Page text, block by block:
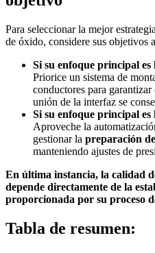
Para seleccionar la mejor
de óxido, considere sus objetivos
Si su enfoque principal
Priorice un sistema de
conductores para garantizar
unión de la interfaz se
Si su enfoque principal
Aproveche la
gestionar la preparación
manteniendo ajustes de
En última instancia, la calidad
depende directamente de la
proporcionada por su proceso
Tabla de resumen: